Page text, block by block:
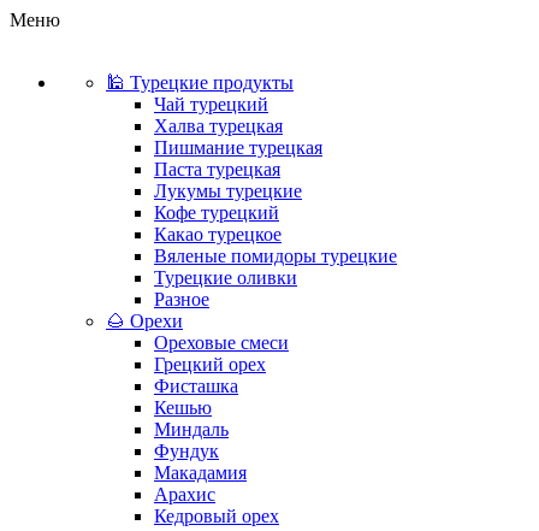
Меню
🕌 Турецкие продукты
Чай турецкий
Халва турецкая
Пишмание турецкая
Паста турецкая
Лукумы турецкие
Кофе турецкий
Какао турецкое
Вяленые помидоры турецкие
Турецкие оливки
Разное
🌰 Орехи
Ореховые смеси
Грецкий орех
Фисташка
Кешью
Миндаль
Фундук
Макадамия
Арахис
Кедровый орех